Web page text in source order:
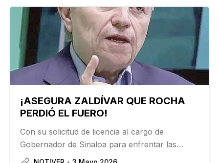
¡ASEGURA ZALDÍVAR QUE ROCHA
PERDIÓ EL FUERO!
Con su solicitud de licencia al cargo de
Gobernador de Sinaloa para enfrentar las
acusaciones en su contra por narco, el